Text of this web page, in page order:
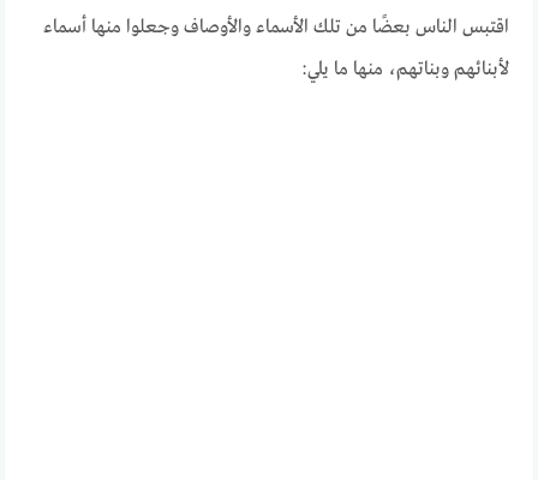
اقتبس الناس بعضًا من تلك الأسماء والأوصاف وجعلوا منها أسماء
لأبنائهم وبناتهم، منها ما يلي: